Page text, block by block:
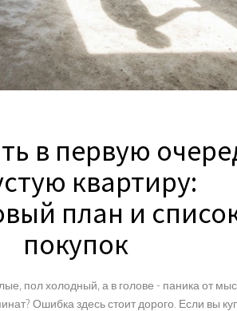
в первую
квартиру:
план и
покупок
пол холодный, а в голове - паника от
Ошибка здесь стоит дорого. Если вы